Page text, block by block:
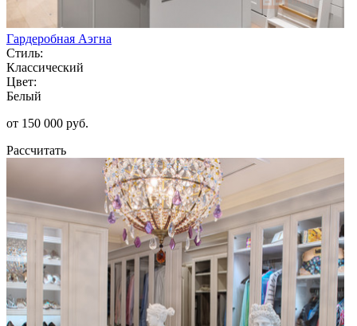
Гардеробная Аэгна
Стиль:
Классический
Цвет:
Белый
от 150 000 руб.
Рассчитать